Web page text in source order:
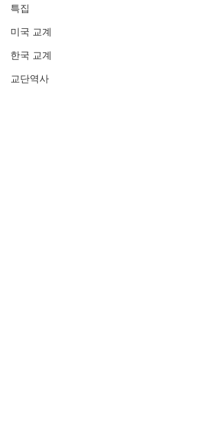
특집
미국 교계
한국 교계
교단역사